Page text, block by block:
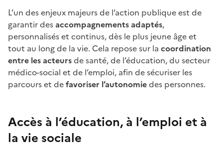
L’un des enjeux majeurs de l’action publique est de
garantir desaccompagnements adaptés,
personnalisés et continus, dès le plus jeune âge et
tout au long de la vie. Cela repose sur la coordination
entre les acteursde santé, de l’éducation, du secteur
médico-social et de l’emploi, afin de sécuriser les
parcours et defavoriser l’autonomiedes personnes.
Accès à l’éducation, à l’emploi et à
la vie sociale